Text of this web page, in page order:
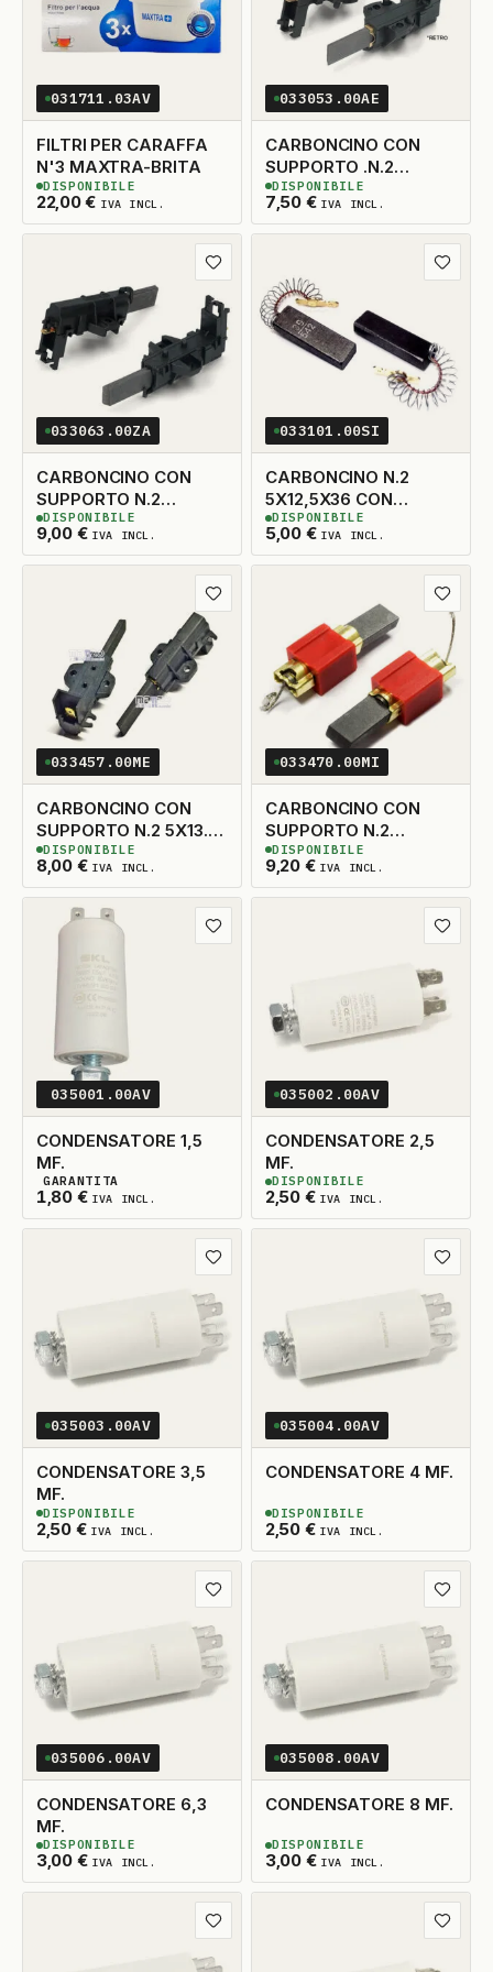
031711.03AV
FILTRI PER CARAFFA
N'3 MAXTRA-BRITA
22,00€ IVA INCL.
2DISPONIBILI
DISPONIBILE
033053.00AE
CARBONCINO CON
SUPPORTO .N.2
5X14X33 TAGLIO DX
ADATTABILE
7,50 € IVA INCL.
13 DISPONIBILI
DISPONIBILE
Aggiungi ai preferiti
033063.00ZA
CARBONCINO CON
SUPPORTO N.2
5X13,5X38 SX
9,00 € IVA INCL.
3DISPONIBILI
DISPONIBILE
033101.00SI
CARBONCINO N.2
5X12,5X36 CON
MOLLA
5,00 € IVA INCL.
7DISPONIBILI
DISPONIBILE
Aggiungi ai preferiti
033457.00ME
CARBONCINO CON
SUPPORTO N.2 5X13.5
TAGLIO A DESTRA
8,00 € IVA INCL.
5DISPONIBILI
DISPONIBILE
033470.00MI
CARBONCINO CON
SUPPORTO N.2
5X15X30
9,20 € IVA INCL.
3DISPONIBILI
DISPONIBILE
Aggiungi ai preferiti
035001.00AV
CONDENSATORE 1,5
MF.
1,80 € IVA INCL.
2DISPONIBILI
GARANTITA
035002.00AV
CONDENSATORE 2,5
MF.
2,50 € IVA INCL.
2DISPONIBILI
DISPONIBILE
Aggiungi ai preferiti
035003.00AV
CONDENSATORE 3,5
MF.
2,50 € IVA INCL.
2DISPONIBILI
DISPONIBILE
035004.00AV
CONDENSATORE 4 MF.
2,50 € IVA INCL.
2DISPONIBILI
DISPONIBILE
Aggiungi ai preferiti
035006.00AV
CONDENSATORE 6,3
MF.
3,00 € IVA INCL.
2DISPONIBILI
DISPONIBILE
035008.00AV
CONDENSATORE 8 MF.
3,00 € IVA INCL.
2DISPONIBILI
DISPONIBILE
Aggiungi ai preferiti